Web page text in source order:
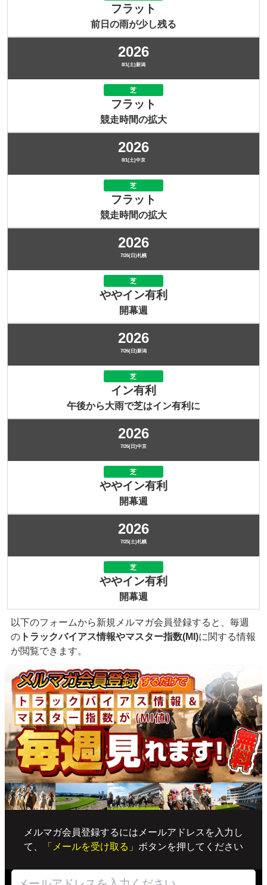
フラット
前日の雨が少し残る
2026
8/1(土)新潟
芝
フラット
競走時間の拡大
2026
8/1(土)中京
芝
フラット
競走時間の拡大
2026
7/26(日)札幌
芝
ややイン有利
開幕週
2026
7/26(日)新潟
芝
イン有利
午後から大雨で芝はイン有利に
2026
7/26(日)中京
芝
ややイン有利
開幕週
2026
7/25(土)札幌
芝
ややイン有利
開幕週
以下のフォームから新規メルマガ会員登録すると、毎週
の トラックバイアス情報やマスター指数(MI)に関する情報
が閲覧できます。
メルマガ会員登録するにはメールアドレスを入力し
て、
「メールを受け取る」 ボタンを押してください